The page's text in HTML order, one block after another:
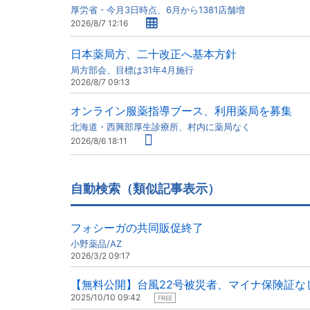
厚労省・今月3日時点、6月から1381店舗増
2026/8/7 12:16
日本薬局方、二十改正へ基本方針
局方部会、目標は31年4月施行
2026/8/7 09:13
オンライン服薬指導ブース、利用薬局を募集
北海道・西興部厚生診療所、村内に薬局なく
2026/8/6 18:11
自動検索（類似記事表示）
フォシーガの共同販促終了
小野薬品/AZ
2026/3/2 09:17
【無料公開】台風22号被災者、マイナ保険証
2025/10/10 09:42 FREE